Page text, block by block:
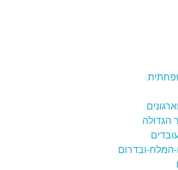
הגדולה
המלח-ובדרום